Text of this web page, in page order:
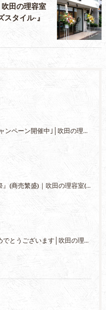
田の理容室
タイル-』
⭐祝1周年⭐｢キャンペーン開催中｣│吹田の理容室(さんぱつや)『M’s Style-エムズスタイル-』
『豊中えびす祭』(商売繁盛)｜吹田の理容室(さんぱつや)『M's Style -エムズスタイル-』
明けましておめでとうございます│吹田の理容室(さんぱつや)『M’s Style-エムズスタイル-』